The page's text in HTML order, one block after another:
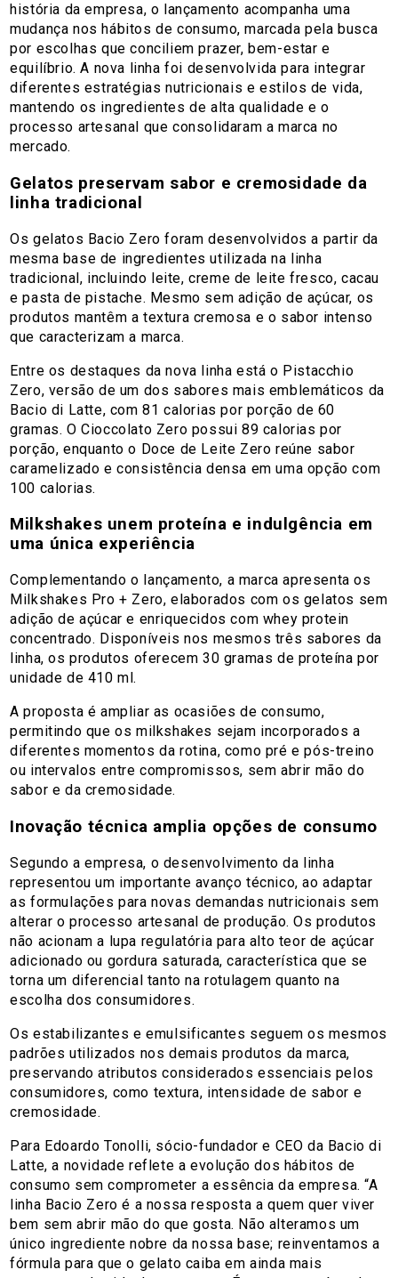
história da empresa, o lançamento acompanha uma
mudança nos hábitos de consumo, marcada pela busca
por escolhas que conciliem prazer, bem-estar e
equilíbrio. A nova linha foi desenvolvida para integrar
diferentes estratégias nutricionais e estilos de vida,
mantendo os ingredientes de alta qualidade e o
processo artesanal que consolidaram a marca no
mercado.
Gelatos preservam sabor e cremosidade da
linha tradicional
Os gelatos Bacio Zero foram desenvolvidos a partir da
mesma base de ingredientes utilizada na linha
tradicional, incluindo leite, creme de leite fresco, cacau
e pasta de pistache. Mesmo sem adição de açúcar, os
produtos mantêm a textura cremosa e o sabor intenso
que caracterizam a marca.
Entre os destaques da nova linha está o Pistacchio
Zero, versão de um dos sabores mais emblemáticos da
Bacio di Latte, com 81 calorias por porção de 60
gramas. O Cioccolato Zero possui 89 calorias por
porção, enquanto o Doce de Leite Zero reúne sabor
caramelizado e consistência densa em uma opção com
100 calorias.
Milkshakes unem proteína e indulgência em
uma única experiência
Complementando o lançamento, a marca apresenta os
Milkshakes Pro + Zero, elaborados com os gelatos sem
adição de açúcar e enriquecidos com whey protein
concentrado. Disponíveis nos mesmos três sabores da
linha, os produtos oferecem 30 gramas de proteína por
unidade de 410 ml.
A proposta é ampliar as ocasiões de consumo,
permitindo que os milkshakes sejam incorporados a
diferentes momentos da rotina, como pré e pós-treino
ou intervalos entre compromissos, sem abrir mão do
sabor e da cremosidade.
Inovação técnica amplia opções de consumo
Segundo a empresa, o desenvolvimento da linha
representou um importante avanço técnico, ao adaptar
as formulações para novas demandas nutricionais sem
alterar o processo artesanal de produção. Os produtos
não acionam a lupa regulatória para alto teor de açúcar
adicionado ou gordura saturada, característica que se
torna um diferencial tanto na rotulagem quanto na
escolha dos consumidores.
Os estabilizantes e emulsificantes seguem os mesmos
padrões utilizados nos demais produtos da marca,
preservando atributos considerados essenciais pelos
consumidores, como textura, intensidade de sabor e
cremosidade.
Para Edoardo Tonolli, sócio-fundador e CEO da Bacio di
Latte, a novidade reflete a evolução dos hábitos de
consumo sem comprometer a essência da empresa. “A
linha Bacio Zero é a nossa resposta a quem quer viver
bem sem abrir mão do que gosta. Não alteramos um
único ingrediente nobre da nossa base; reinventamos a
fórmula para que o gelato caiba em ainda mais